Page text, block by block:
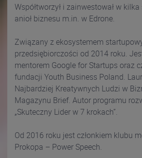
Współtworzył i zainwestował w
anioł biznesu m.in. w Edrone.
Związany z ekosystemem
przedsiębiorczości od 2014 roku.
mentorem Google for Startups oraz
fundacji Youth Business Poland.
Najbardziej Kreatywnych Ludzi w
Magazynu Brief. Autor programu
„Skuteczny Lider w 7 krokach”.
Od 2016 roku jest członkiem klubu
Prokopa – Power Speech.